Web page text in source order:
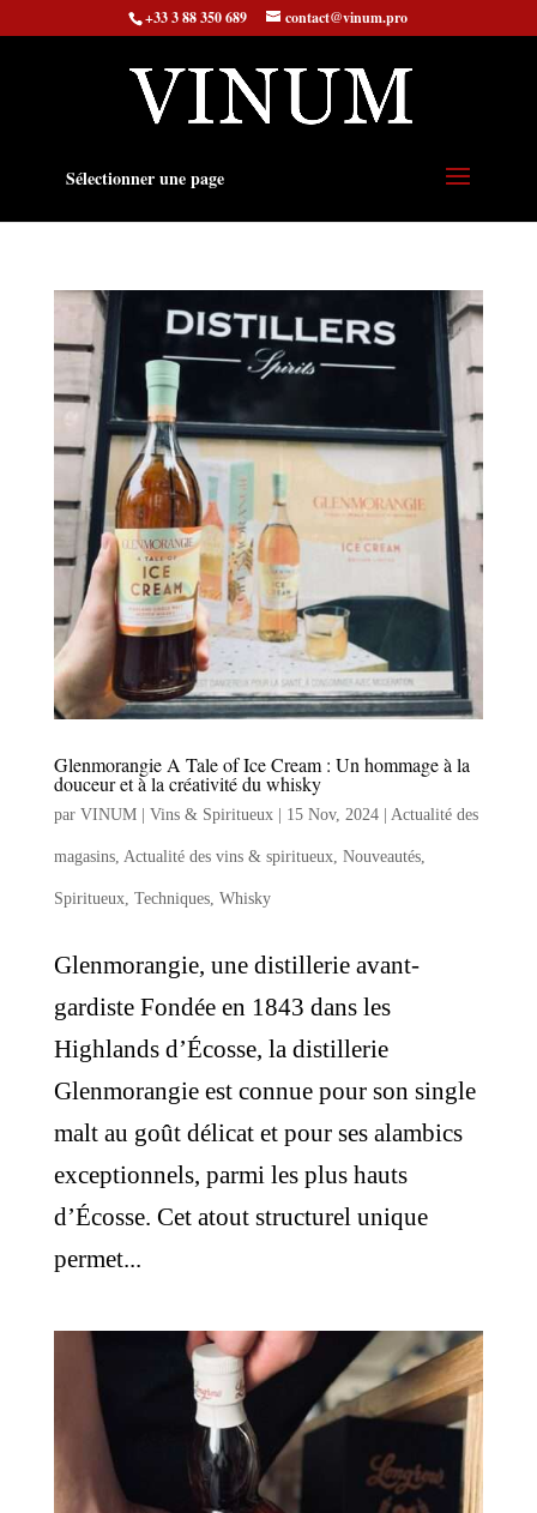
+33 3 88 350 689 contact@vinum.pro
Sélectionner une page
Glenmorangie A Tale of Ice Cream : Un hommage à la
douceur et à la créativité du whisky
par VINUM | Vins & Spiritueux| 15 Nov, 2024| Actualité des
magasins, Actualité des vins & spiritueux, Nouveautés,
Spiritueux, Techniques, Whisky
Glenmorangie, une distillerie avant-
gardiste Fondée en 1843 dans les
Highlands d’Écosse, la distillerie
Glenmorangie est connue pour son single
malt au goût délicat et pour ses alambics
exceptionnels, parmi les plus hauts
d’Écosse. Cet atout structurel unique
permet...